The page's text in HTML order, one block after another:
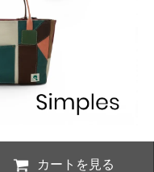
カートを見る